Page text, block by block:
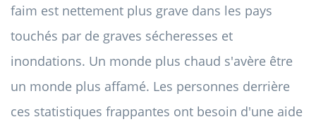
faim est nettement plus grave dans les pays
touchés par de graves sécheresses et
inondations. Un monde plus chaud s'avère être
un monde plus affamé. Les personnes derrière
ces statistiques frappantes ont besoin d'une aide